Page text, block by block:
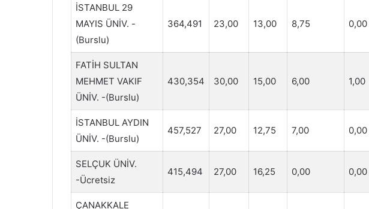
İSTANBUL 29
MAYIS ÜNİV. -
(Burslu)
364,491 23,00 13,00 8,75 0,00
FATİH SULTAN
MEHMET VAKIF
ÜNİV. -(Burslu)
430,354 30,00 15,00 6,00 1,00
İSTANBUL AYDIN
ÜNİV. -(Burslu)
457,527 27,00 12,75 7,00 0,00
SELÇUK ÜNİV.
-Ücretsiz
415,494 27,00 16,25 0,00 0,00
ÇANAKKALE